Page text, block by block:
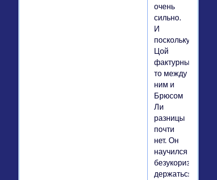
очень
сильно.
И
поскольку
Цой
фактурный,
то между
ним и
Брюсом
Ли
разницы
почти
нет. Он
научился
безукоризненно
держаться